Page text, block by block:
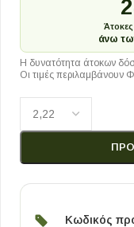
Άτοκες
άνω
Η δυνατότητα άτοκων
Οι τιμές περιλαμβάνουν
Κωδικός